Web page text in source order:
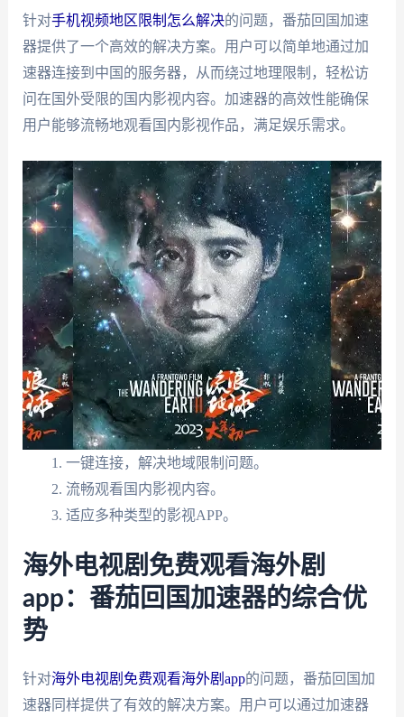
针对手机视频地区限制怎么解决的问题，番茄回国加速
器提供了一个高效的解决方案。用户可以简单地通过加
速器连接到中国的服务器，从而绕过地理限制，轻松访
问在国外受限的国内影视内容。加速器的高效性能确保
用户能够流畅地观看国内影视作品，满足娱乐需求。
一键连接，解决地域限制问题。
流畅观看国内影视内容。
适应多种类型的影视APP。
海外电视剧免费观看海外剧
app：番茄回国加速器的综合优
势
针对海外电视剧免费观看海外剧app的问题，番茄回国加
速器同样提供了有效的解决方案。用户可以通过加速器